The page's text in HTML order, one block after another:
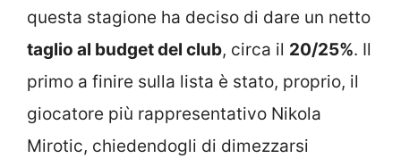
questa stagione ha deciso di dare un netto
taglio al budget del club, circa il 20/25%. Il
primo a finire sulla lista è stato, proprio, il
giocatore più rappresentativo Nikola
Mirotic, chiedendogli di dimezzarsi